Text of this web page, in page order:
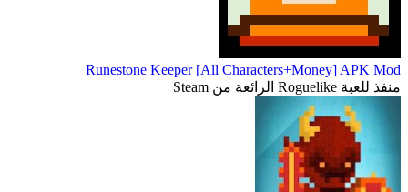
Runestone Keeper [All Characters+Money] APK Mod
منفذ للعبة Roguelike الرائعة من Steam